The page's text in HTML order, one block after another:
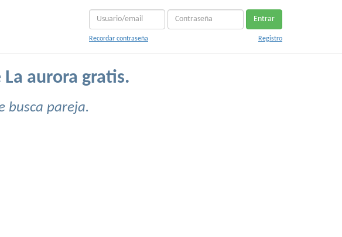
Entrar
Recordar contraseña Registro
aurora gratis.
busca pareja.